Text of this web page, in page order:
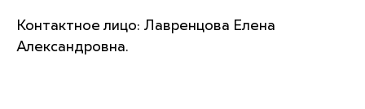
Контактное лицо: Лавренцова Елена
Александровна.